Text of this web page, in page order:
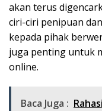
akan terus
ciri-ciri penipuan
kepada pihak
juga penting untuk
online.
Baca Juga :